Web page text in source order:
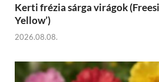
Kerti frézia sárga virágok
Yellow’)
2026.08.08.